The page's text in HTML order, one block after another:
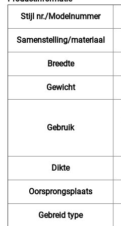
Stijl nr./Modelnummer
Samenstelling/materiaal
Breedte
Gewicht
Gebruik
Dikte
Oorsprongsplaats
Gebreid type